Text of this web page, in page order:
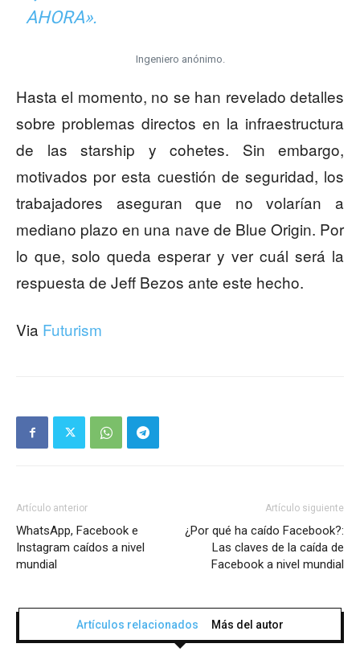
AHORA».
Ingeniero anónimo.
Hasta el momento, no se han revelado detalles
sobre problemas directos en la infraestructura
de las starship y cohetes. Sin embargo,
motivados por esta cuestión de seguridad, los
trabajadores aseguran que no volarían a
mediano plazo en una nave de Blue Origin. Por
lo que, solo queda esperar y ver cuál será la
respuesta de Jeff Bezos ante este hecho.
Via Futurism
Artículo anterior
WhatsApp, Facebook e
Instagram caídos a nivel
mundial
Artículo siguiente
¿Por qué ha caído Facebook?:
Las claves de la caída de
Facebook a nivel mundial
Artículos relacionados Más del autor